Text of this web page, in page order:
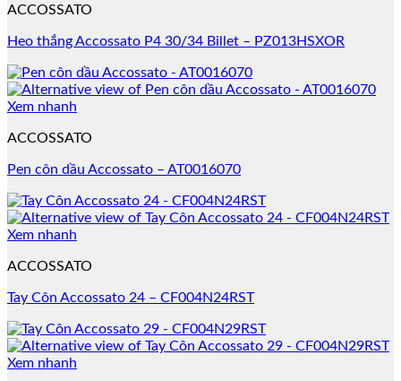
ACCOSSATO
Heo thắng Accossato P4 30/34 Billet – PZ013HSXOR
Xem nhanh
ACCOSSATO
Pen côn dầu Accossato – AT0016070
Xem nhanh
ACCOSSATO
Tay Côn Accossato 24 – CF004N24RST
Xem nhanh